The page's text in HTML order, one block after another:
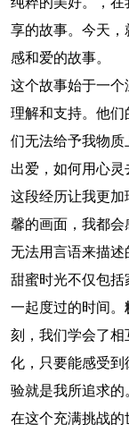
享的故事。今天
感和爱的故事。
这个故事始于一
理解和支持。他
们无法给予我物
出爱，如何用心灵
这段经历让我更
馨的画面，我都
无法用言语来描述
甜蜜时光不仅包括
一起度过的时间。
刻，我们学会了
化，只要能感受
验就是我所追求的
在这个充满挑战